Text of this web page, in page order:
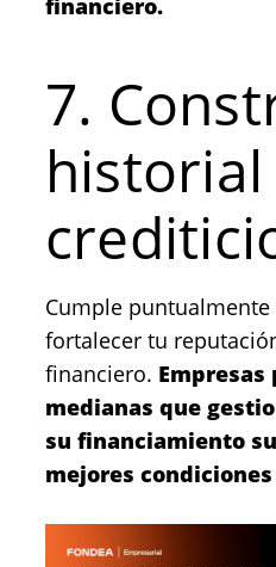
7.
historial
Cumple
fortalecer tu
financiero. Empresas
medianas que
su financiamiento
mejores